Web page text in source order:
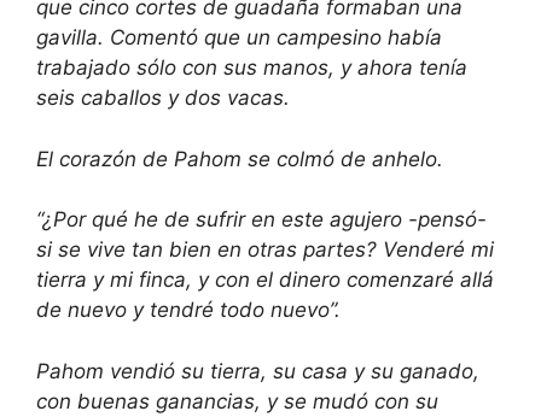
que cinco cortes de guadaña formaban una
gavilla. Comentó que un campesino había
trabajado sólo con sus manos, y ahora tenía
seis caballos y dos vacas.
El corazón de Pahom se colmó de anhelo.
“¿Por qué he de sufrir en este agujero -pensó-
si se vive tan bien en otras partes? Venderé mi
tierra y mi finca, y con el dinero comenzaré allá
de nuevo y tendré todo nuevo”.
Pahom vendió su tierra, su casa y su ganado,
con buenas ganancias, y se mudó con su